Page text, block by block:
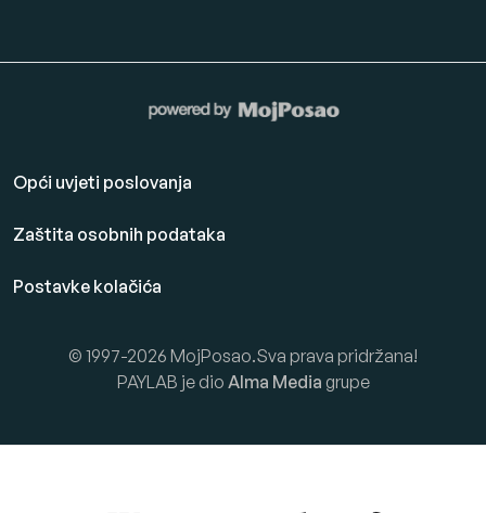
Opći uvjeti poslovanja
Zaštita osobnih podataka
Postavke kolačića
© 1997-2026 MojPosao.Sva prava pridržana!
PAYLAB je dio Alma Media grupe